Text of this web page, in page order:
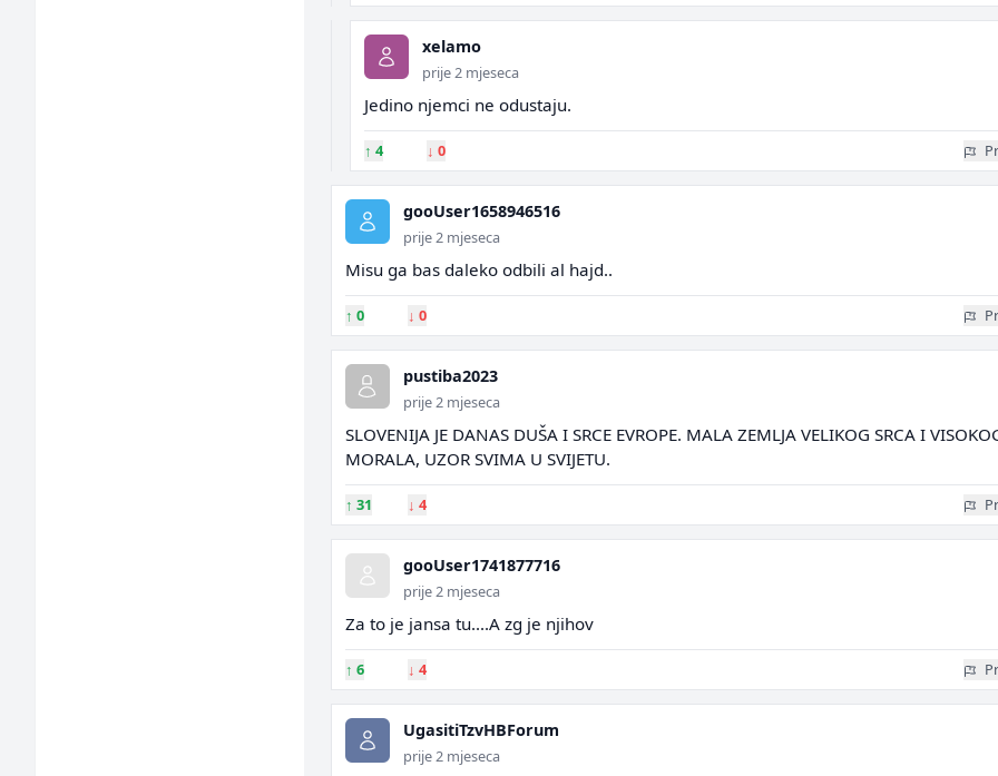
xelamo
prije 2 mjeseca
Jedino njemci ne odustaju.
↑ 4 ↓ 0
gooUser1658946516
prije 2 mjeseca
Misu ga bas daleko odbili al hajd..
↑ 0 ↓ 0
pustiba2023
prije 2 mjeseca
SLOVENIJA JE DANAS DUŠA I SRCE EVROPE. MALA ZEMLJA VELIKOG SRCA I
MORALA, UZOR SVIMA U SVIJETU.
↑ 31 ↓ 4
gooUser1741877716
prije 2 mjeseca
Za to je jansa tu....A zg je njihov
↑ 6 ↓ 4
UgasitiTzvHBForum
prije 2 mjeseca